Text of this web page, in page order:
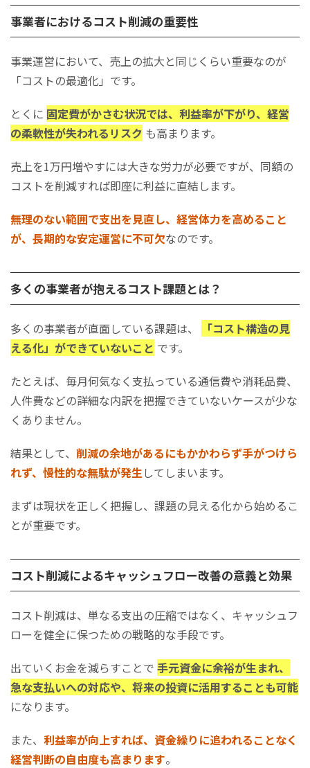
事業者におけるコスト削減の重要性
事業運営において、売上の拡大と同じくらい重要なのが
「コストの最適化」です。
とくに 固定費がかさむ状況では、利益率が下がり、経営
の柔軟性が失われるリスク も高まります。
売上を1万円増やすには大きな労力が必要ですが、同額の
コストを削減すれば即座に利益に直結します。
無理のない範囲で支出を見直し、経営体力を高めること
が、長期的な安定運営に不可欠なのです。
多くの事業者が抱えるコスト課題とは？
多くの事業者が直面している課題は、
「コスト構造の見
える化」ができていないこと です。
たとえば、毎月何気なく支払っている通信費や消耗品費、
人件費などの詳細な内訳を把握できていないケースが少な
くありません。
結果として、 削減の余地があるにもかかわらず手がつけら
れず、慢性的な無駄が発生してしまいます。
まずは現状を正しく把握し、課題の見える化から始めるこ
とが重要です。
コスト削減によるキャッシュフロー改善の意義と効果
コスト削減は、単なる支出の圧縮ではなく、キャッシュフ
ローを健全に保つための戦略的な手段です。
出ていくお金を減らすことで 手元資金に余裕が生まれ、
急な支払いへの対応や、将来の投資に活用することも可能
になります。
また、 利益率が向上すれば、資金繰りに追われることなく
経営判断の自由度も高まります。